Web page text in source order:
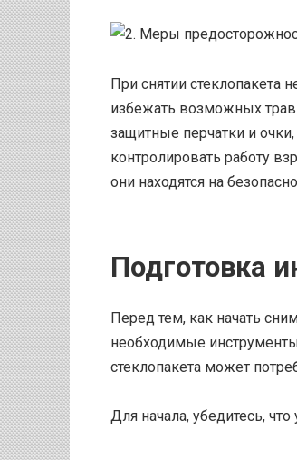
При снятии стеклопакета
избежать возможных
защитные перчатки и
контролировать работу
они находятся на
Подготовка
Перед тем, как начать
необходимые
стеклопакета может
Для начала, убедитесь,